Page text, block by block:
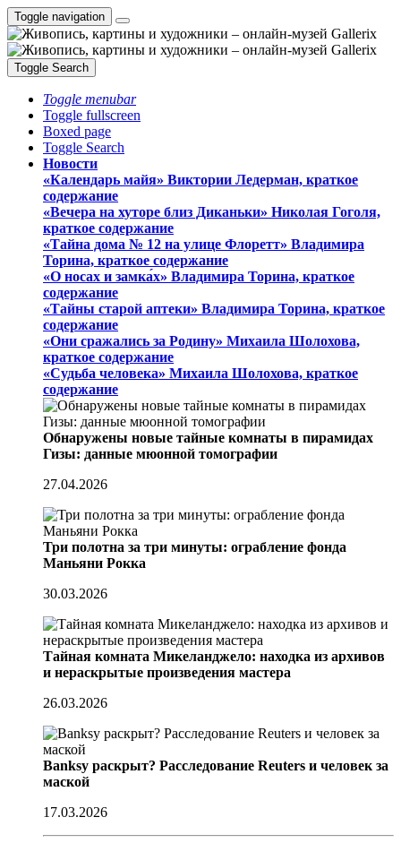
Toggle navigation
Toggle Search
Toggle menubar
Toggle fullscreen
Boxed page
Toggle Search
Новости
«Календарь майя» Виктории Ледерман, краткое
содержание
«Вечера на хуторе близ Диканьки» Николая Гоголя,
краткое содержание
«Тайна дома № 12 на улице Флоретт» Владимира
Торина, краткое содержание
«О носах и замка́х» Владимира Торина, краткое
содержание
«Тайны старой аптеки» Владимира Торина, краткое
содержание
«Они сражались за Родину» Михаила Шолохова,
краткое содержание
«Судьба человека» Михаила Шолохова, краткое
содержание
Обнаружены новые тайные комнаты в пирамидах
Гизы: данные мюонной томографии
27.04.2026
Три полотна за три минуты: ограбление фонда
Маньяни Рокка
30.03.2026
Тайная комната Микеланджело: находка из архивов
и нераскрытые произведения мастера
26.03.2026
Banksy раскрыт? Расследование Reuters и человек за
маской
17.03.2026